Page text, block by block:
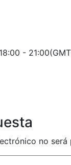
18:00 - 21:00
no será